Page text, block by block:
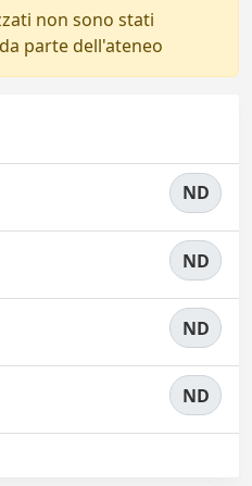
non sono stati
parte dell'ateneo
ND
ND
ND
ND